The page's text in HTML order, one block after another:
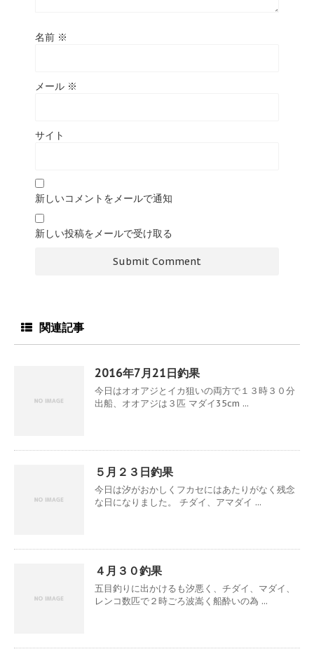
名前 ※
メール ※
サイト
新しいコメントをメールで通知
新しい投稿をメールで受け取る
関連記事
2016年7月21日釣果
今日はオオアジとイカ狙いの両方で１３時３０分
出船、オオアジは３匹 マダイ35cm ...
５月２３日釣果
今日は汐がおかしくフカセにはあたりがなく残念
な日になりました。 チダイ、アマダイ ...
４月３０釣果
五目釣りに出かけるも汐悪く、チダイ、マダイ、
レンコ数匹で２時ごろ波嵩く船酔いの為 ...